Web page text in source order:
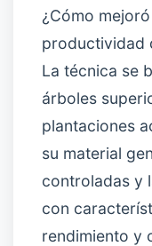
¿Cómo
productividad
La técnica se
árboles
plantaciones
su material
controladas y
con
rendimiento y